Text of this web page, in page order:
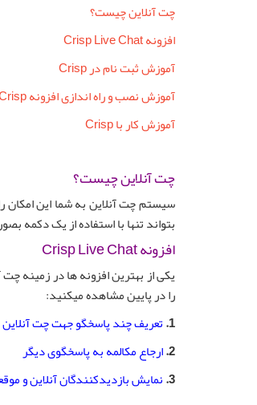
چت آنلاین چیست؟
افزونه Crisp Live Chat‎‏
آموزش ثبت نام در Crisp
آموزش نصب و راه اندازی افزونه Crisp
آموزش کار با Crisp
چت آنلاین چیست؟
سیستم چت آنلاین به شما این امکان
بتواند تنها با استفاده از یک دکمه
افزونه Crisp Live Chat‎‏
یکی از بهترین افزونه ها در زمینه چت
را در پایین مشاهده میکنید:
1. تعریف چند پاسخگو جهت چت آنلاین
2. ارجاع مکالمه به پاسخگوی دیگر
3. نمایش بازدیدکنندگان آنلاین و